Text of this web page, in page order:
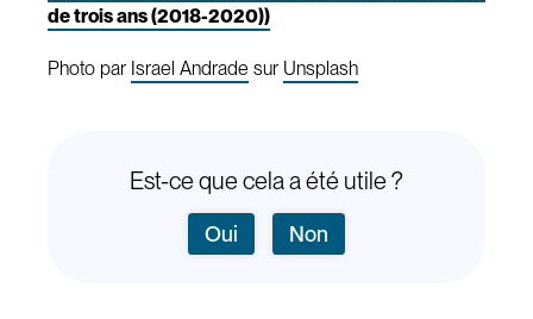
de trois ans (2018-2020))
Photo par Israel Andrade sur Unsplash
Est-ce que cela a été utile ?
Oui Non